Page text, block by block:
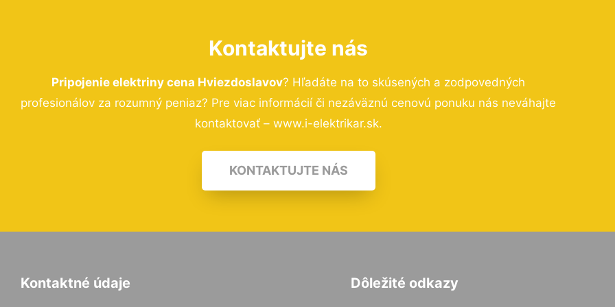
Kontaktujte nás
Pripojenie elektriny cena Hviezdoslavov? Hľadáte na to skúsených a zodpovedných
profesionálov za rozumný peniaz? Pre viac informácií či nezáväznú cenovú ponuku nás neváhajte
kontaktovať – www.i-elektrikar.sk.
KONTAKTUJTE NÁS
Kontaktné údaje Dôležité odkazy